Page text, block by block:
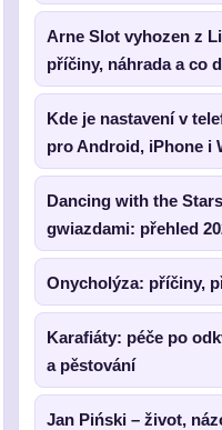
Arne Slot vyhozen z
příčiny, náhrada a co
Kde je nastavení v
pro Android, iPhone i
Dancing with the
gwiazdami: přehled
Onycholýza: příčiny,
Karafiáty: péče po
a pěstování
Jan Piński – život,